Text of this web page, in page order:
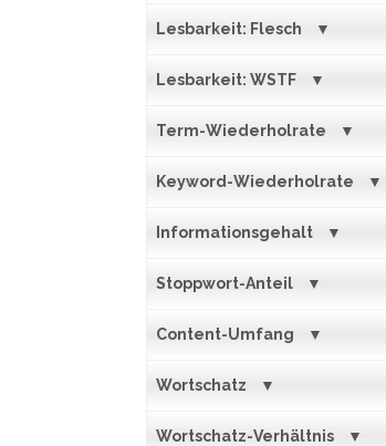
Lesbarkeit: Flesch
Lesbarkeit: WSTF
Term-Wiederholrate
Keyword-Wiederholrate
Informationsgehalt
Stoppwort-Anteil
Content-Umfang
Wortschatz
Wortschatz-Verhältnis